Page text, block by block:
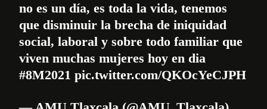
no es un día, es toda la vida, tenemos
que disminuir la brecha de iniquidad
social, laboral y sobre todo familiar que
viven muchas mujeres hoy en dia
#8M2021 pic.twitter.com/QKOcYeCJPH